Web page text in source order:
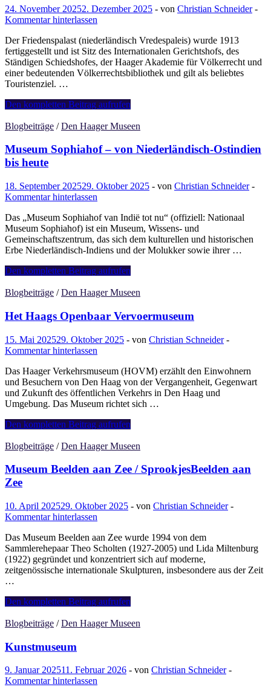
24. November 20252. Dezember 2025 - von Christian Schneider-
Kommentar hinterlassen
Der Friedenspalast (niederländisch Vredespaleis) wurde 1913
fertiggestellt und ist Sitz des Internationalen Gerichtshofs, des
Ständigen Schiedshofes, der Haager Akademie für Völkerrecht und
einer bedeutenden Völkerrechtsbibliothek und gilt als beliebtes
Touristenziel. …
Das
des
Den kompletten Beitrag aufrufen
Blogbeiträge /Den Haager Museen
Museum Sophiahof – von Niederländisch-Ostindien
bis heute
18. September 202529. Oktober 2025 - von Christian Schneider-
Kommentar hinterlassen
Das „Museum Sophiahof van Indië tot nu“ (offiziell: Nationaal
Museum Sophiahof) ist ein Museum, Wissens- und
Gemeinschaftszentrum, das sich dem kulturellen und historischen
Erbe Niederländisch-Indiens und der Molukker sowie ihrer …
Museum
–
Niederländisch-
Ostindien
bis
heute
Den kompletten Beitrag aufrufen
Blogbeiträge /Den Haager Museen
Het Haags Openbaar Vervoermuseum
15. Mai 202529. Oktober 2025 - von Christian Schneider-
Kommentar hinterlassen
Das Haager Verkehrsmuseum (HOVM) erzählt den Einwohnern
und Besuchern von Den Haag von der Vergangenheit, Gegenwart
und Zukunft des öffentlichen Verkehrs in Den Haag und
Umgebung. Das Museum richtet sich …
Het
Openbaar
Den kompletten Beitrag aufrufen
Blogbeiträge /Den Haager Museen
Museum Beelden aan Zee / SprookjesBeelden aan
Zee
10. April 202529. Oktober 2025 - von Christian Schneider-
Kommentar hinterlassen
Das Museum Beelden aan Zee wurde 1994 von dem
Sammlerehepaar Theo Scholten (1927-2005) und Lida Miltenburg
(1922) gegründet und konzentriert sich auf moderne,
zeitgenössische internationale Skulpturen, insbesondere aus der Zeit
…
Museum
aan
/
SprookjesBeelden
aan
Zee
Den kompletten Beitrag aufrufen
Blogbeiträge /Den Haager Museen
Kunstmuseum
9. Januar 202511. Februar 2026 - von Christian Schneider-
Kommentar hinterlassen